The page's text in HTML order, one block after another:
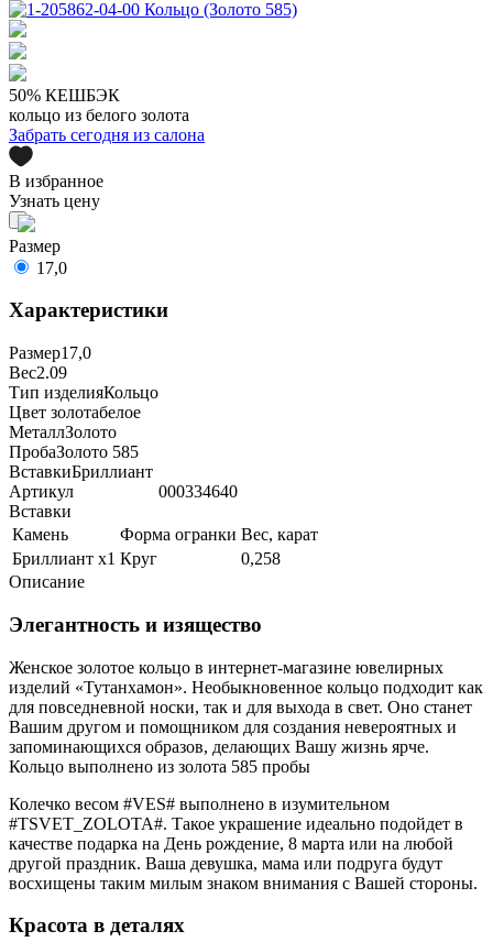
50% КЕШБЭК
кольцо из белого золота
Забрать сегодня из салона
В избранное
Узнать цену
Размер
17,0
Характеристики
Размер17,0
Вес2.09
Тип изделияКольцо
Цвет золотабелое
МеталлЗолото
ПробаЗолото 585
ВставкиБриллиант
Артикул
000334640
Вставки
Камень
Форма огранки Вес, карат
Бриллиант х1 Круг
0,258
Описание
Элегантность и изящество
Женское золотое кольцо в интернет-магазине ювелирных
изделий «Тутанхамон». Необыкновенное кольцо подходит как
для повседневной носки, так и для выхода в свет. Оно станет
Вашим другом и помощником для создания невероятных и
запоминающихся образов, делающих Вашу жизнь ярче.
Кольцо выполнено из золота 585 пробы
Колечко весом #VES# выполнено в изумительном
#TSVET_ZOLOTA#. Такое украшение идеально подойдет в
качестве подарка на День рождение, 8 марта или на любой
другой праздник. Ваша девушка, мама или подруга будут
восхищены таким милым знаком внимания с Вашей стороны.
Красота в деталях